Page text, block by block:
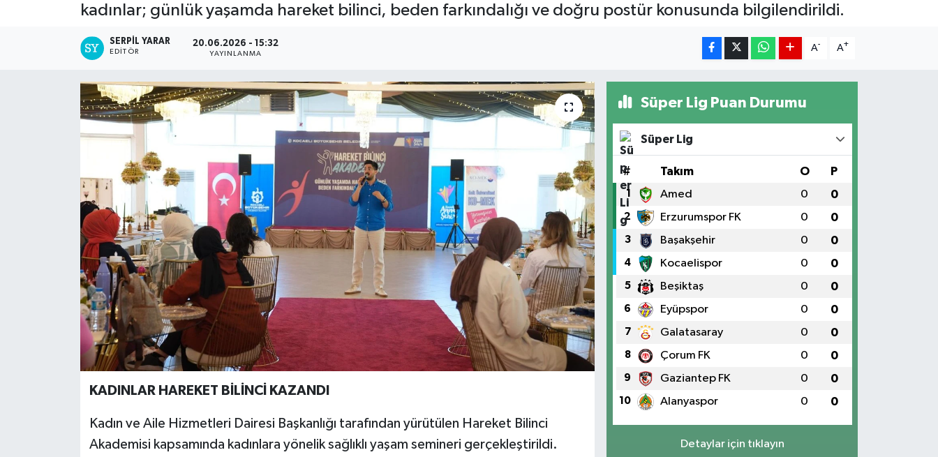
kadınlar; günlük yaşamda hareket bilinci, beden farkındalığı ve doğru postür konusunda bilgilendirildi.
SERPİL YARAR
EDITÖR
20.06.2026 - 15:32
YAYINLANMA
A- A+
KADINLAR HAREKET BİLİNCİ KAZANDI
Kadın ve Aile Hizmetleri Dairesi Başkanlığı tarafından yürütülen Hareket Bilinci
Akademisi kapsamında kadınlara yönelik sağlıklı yaşam semineri gerçekleştirildi.
Süper Lig Puan Durumu
Süper Lig
# Takım O P
1 Amed 0 0
2 Erzurumspor FK 0 0
3 Başakşehir 0 0
4 Kocaelispor 0 0
5 Beşiktaş 0 0
6 Eyüpspor 0 0
7 Galatasaray 0 0
8 Çorum FK 0 0
9 Gaziantep FK 0 0
10 Alanyaspor 0 0
Detaylar için tıklayın